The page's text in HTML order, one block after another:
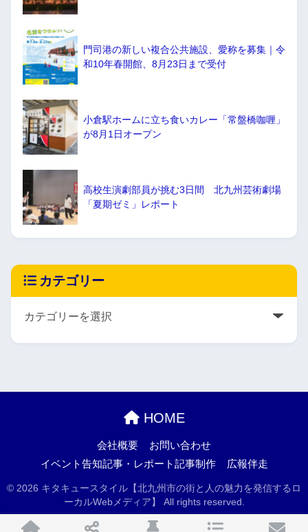
門司港の新しい複合公共施設、愛称を募集｜令
和10年春開館、8月23日まで受付
小倉駅ホームに立ち食いカレー「常盤橋咖喱」
が8月1日オープン
高校生演劇部員が挑む3日間 北九州芸術劇場
「夏期ゼミ」レポート
カテゴリー
HOME
会社概要
お問い合わせ
イベント告知記事・レポート記事制作
広報伴走
© 2026 キタキュースタイル【北九州市の街と人の魅力を発信するロ
ーカルWebメディア】 All rights reserved.